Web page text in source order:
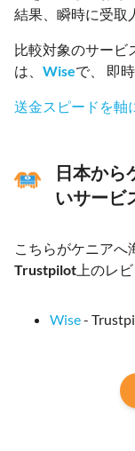
結果、瞬時に受取
比較対象のサービ
は、 Wiseで、 即
送金スピードを軸
日本から
いサービ
こちらがケニアへ
Trustpilot 上のレ
Wise-